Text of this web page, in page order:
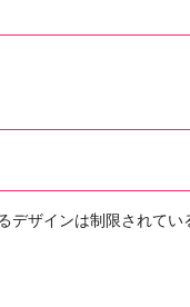
デザインは制限されてい